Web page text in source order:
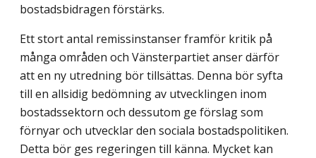
bostadsbidragen förstärks.
Ett stort antal remissinstanser framför kritik på
många områden och Vänsterpartiet anser därför
att en ny utredning bör tillsättas. Denna bör syfta
till en allsidig bedömning av utvecklingen inom
bostadssektorn och dessutom ge förslag som
förnyar och utvecklar den sociala bostadspolitiken.
Detta bör ges regeringen till känna. Mycket kan